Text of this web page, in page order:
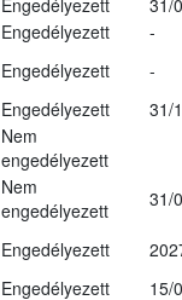
Engedélyezett
31/
Engedélyezett
-
Engedélyezett
-
Engedélyezett
31/
Nem
engedélyezett
Nem
engedélyezett
31/
Engedélyezett
Engedélyezett
15/